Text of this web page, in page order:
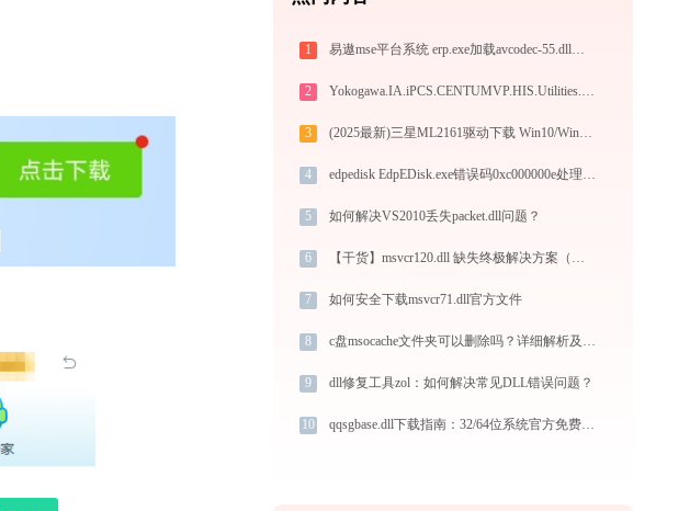
1 易遨mse平台系统 erp.exe加载avcodec-55.dll文件丢失处理办法
2 Yokogawa.IA.iPCS.CENTUMVP.HIS.Utilities.ni.dll下载
3 (2025最新)三星ML2161驱动下载 Win10/Win11官方安装指南
4 edpedisk EdpEDisk.exe错误码0xc000000e处理办法
5 如何解决VS2010丢失packet.dll问题？
6 【干货】msvcr120.dll 缺失终极解决方案（含官方修复工具 + 手动操作指南）
7 如何安全下载msvcr71.dll官方文件
8 c盘msocache文件夹可以删除吗？详细解析及注意事项
9 dll修复工具zol：如何解决常见DLL错误问题？
10 qqsgbase.dll下载指南：32/64位系统官方免费版DLL文件修复教程